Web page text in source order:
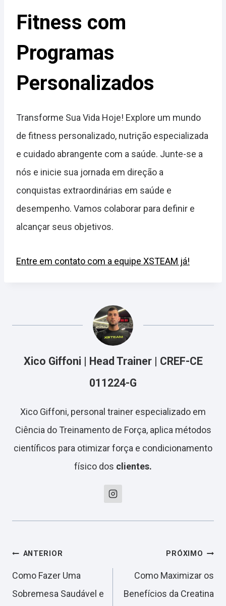
Fitness com
Programas
Personalizados
Transforme Sua Vida Hoje! Explore um mundo
de fitness personalizado, nutrição especializada
e cuidado abrangente com a saúde. Junte-se a
nós e inicie sua jornada em direção a
conquistas extraordinárias em saúde e
desempenho. Vamos colaborar para definir e
alcançar seus objetivos.
Entre em contato com a equipe XSTEAM já!
Xico Giffoni | Head Trainer | CREF-CE
011224-G
Xico Giffoni, personal trainer especializado em
Ciência do Treinamento de Força, aplica métodos
científicos para otimizar força e condicionamento
físico dos clientes.
Navegação
de
ANTERIOR
Como Fazer Uma
Sobremesa Saudável e
PRÓXIMO
Como Maximizar os
Benefícios da Creatina